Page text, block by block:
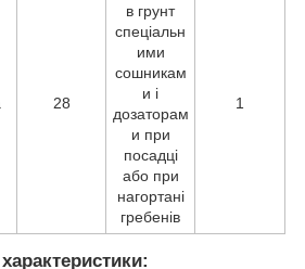
28
в грунт
спеціальн
ими
сошникам
и і
дозаторам
и при
посадці
або при
нагортані
гребенів
1